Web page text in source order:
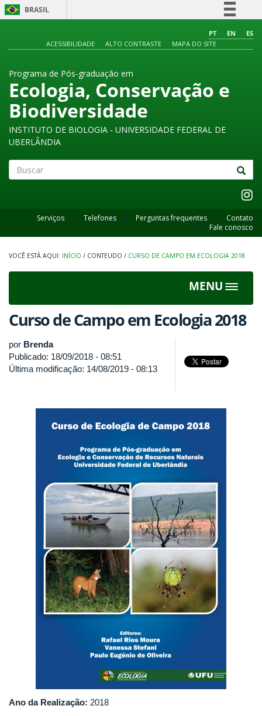
BRASIL
Comunica BR
Acesso à informação
Legislação
PT EN
ES
ACESSIBILIDADE
ALTO CONTRASTE MAPA DO SITE
Programa de Pós-graduação em
Ecologia, Conservação e
Biodiversidade
INSTITUTO DE BIOLOGIA - UNIVERSIDADE FEDERAL DE
UBERLÂNDIA
Serviços Telefones Perguntas frequentes
Contato
Fale conosco
INÍCIO / CONTEUDO / CURSO DE CAMPO EM ECOLOGIA 2018
MENU
Toggle
Curso de Campo em Ecologia 2018
por Brenda
Publicado: 18/09/2018 - 08:51
Última modificação: 14/08/2019 - 08:13
Ano da Realização: 2018